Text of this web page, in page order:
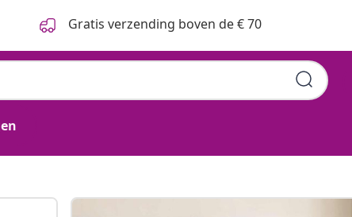
Gratis verzending boven de € 70